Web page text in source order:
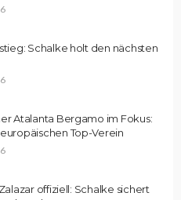
Schalke holt den nächsten
Atalanta Bergamo im Fokus:
Top-Verein
offiziell: Schalke sichert